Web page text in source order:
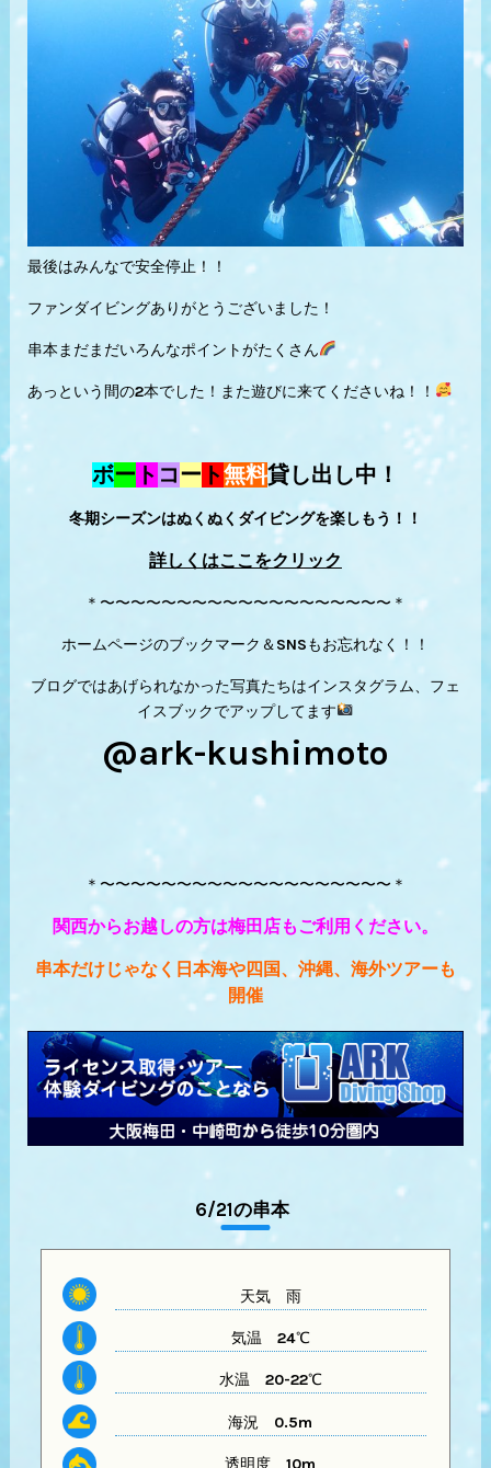
最後はみんなで安全停止！！
ファンダイビングありがとうございました！
串本まだまだいろんなポイントがたくさん
あっという間の2本でした！また遊びに来てくださいね！！
ボー ト コー ト無料貸し出し中！
冬期シーズンはぬくぬくダイビングを楽しもう！！
詳しくはここをクリック
＊〜〜〜〜〜〜〜〜〜〜〜〜〜〜〜〜〜〜〜＊
ホームページのブックマーク＆SNSもお忘れなく！！
ブログではあげられなかった写真たちはインスタグラム、フェ
イスブックでアップしてます
@ark-kushimoto
＊〜〜〜〜〜〜〜〜〜〜〜〜〜〜〜〜〜〜〜＊
関西からお越しの方は梅田店もご利用ください。
串本だけじゃなく日本海や四国、沖縄、海外ツアーも
開催
6/21の串本
天気雨
気温 24℃
水温20-22℃
海況 0.5m